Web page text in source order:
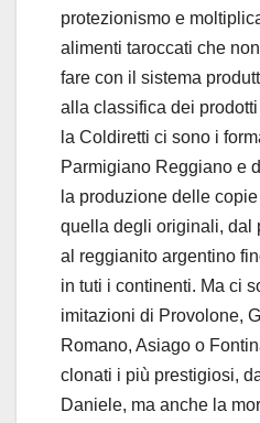
protezionismo e
alimenti taroccati che
fare con il sistema
alla classifica dei
la Coldiretti ci sono i
Parmigiano Reggiano e
la produzione delle
quella degli originali, dal
al reggianito argentino
in tuti i continenti. Ma ci
imitazioni di Provolone,
Romano, Asiago o
clonati i più prestigiosi,
Daniele, ma anche la